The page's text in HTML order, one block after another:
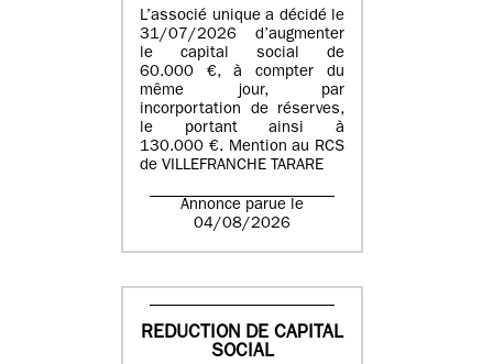
L’associé unique a décidé le
31/07/2026 d’augmenter
le capital social de
60.000 €, à compter du
même jour, par
incorportation de réserves,
le portant ainsi à
130.000 €. Mention au RCS
de VILLEFRANCHE TARARE
Annonce parue le
04/08/2026
REDUCTION DE CAPITAL
SOCIAL